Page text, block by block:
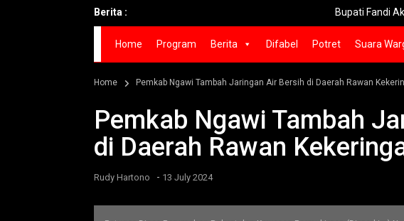
Berita : Bupati Fandi Akhmad
Home Program Berita Difabel Potret Suara
Home Pemkab Ngawi Tambah Jaringan Air Bersih di Daerah Rawan
Pemkab Ngawi Tambah
di Daerah Rawan
Rudy Hartono - 13 July 2024